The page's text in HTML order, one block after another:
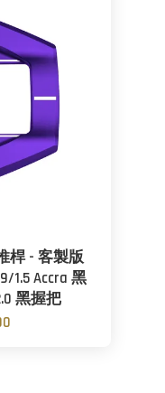
桿 - 客製版
1.5 Accra 黑
黑握把